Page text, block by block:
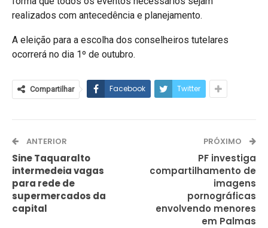
realizados com antecedência e planejamento.
A eleição para a escolha dos conselheiros tutelares
ocorrerá no dia 1º de outubro.
Compartilhar Facebook Twitter
ANTERIOR
Sine Taquaralto
intermedeia vagas
para rede de
supermercados da
capital
PRÓXIMO
PF investiga
compartilhamento de
imagens
pornográficas
envolvendo menores
em Palmas